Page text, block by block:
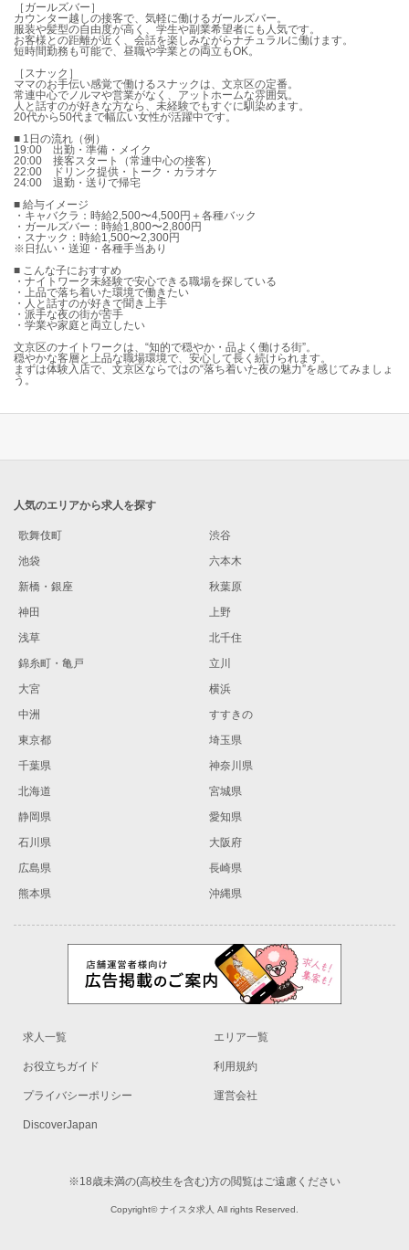
［ガールズバー］
カウンター越しの接客で、気軽に働けるガールズバー。
服装や髪型の自由度が高く、学生や副業希望者にも人気です。
お客様との距離が近く、会話を楽しみながらナチュラルに働けます。
短時間勤務も可能で、昼職や学業との両立もOK。
［スナック］
ママのお手伝い感覚で働けるスナックは、文京区の定番。
常連中心でノルマや営業がなく、アットホームな雰囲気。
人と話すのが好きな方なら、未経験でもすぐに馴染めます。
20代から50代まで幅広い女性が活躍中です。
■ 1日の流れ（例）
19:00 出勤・準備・メイク
20:00 接客スタート（常連中心の接客）
22:00 ドリンク提供・トーク・カラオケ
24:00 退勤・送りで帰宅
■ 給与イメージ
・キャバクラ：時給2,500〜4,500円＋各種バック
・ガールズバー：時給1,800〜2,800円
・スナック：時給1,500〜2,300円
※日払い・送迎・各種手当あり
■ こんな子におすすめ
・ナイトワーク未経験で安心できる職場を探している
・上品で落ち着いた環境で働きたい
・人と話すのが好きで聞き上手
・派手な夜の街が苦手
・学業や家庭と両立したい
文京区のナイトワークは、“知的で穏やか・品よく働ける街”。
穏やかな客層と上品な職場環境で、安心して長く続けられます。
まずは体験入店で、文京区ならではの“落ち着いた夜の魅力”を感じてみましょ
う。
人気のエリアから求人を探す
歌舞伎町
渋谷
池袋
六本木
新橋・銀座
秋葉原
神田
上野
浅草
北千住
錦糸町・亀戸
立川
大宮
横浜
中洲
すすきの
東京都
埼玉県
千葉県
神奈川県
北海道
宮城県
静岡県
愛知県
石川県
大阪府
広島県
長崎県
熊本県
沖縄県
求人一覧 エリア一覧
お役立ちガイド 利用規約
プライバシーポリシー 運営会社
DiscoverJapan
※18歳未満の(高校生を含む)方の閲覧はご遠慮ください
Copyright© ナイスタ求人 All rights Reserved.